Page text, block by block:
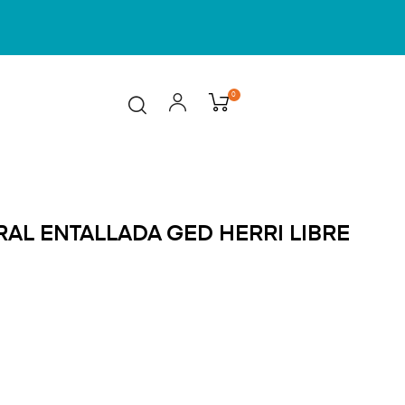
0
ENTALLADA GED HERRI LIBRE